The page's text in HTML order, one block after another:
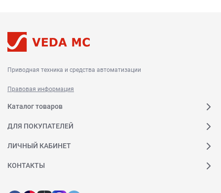
Приводная техника и средства автоматизации
Правовая информация
Каталог товаров
ДЛЯ ПОКУПАТЕЛЕЙ
ЛИЧНЫЙ КАБИНЕТ
КОНТАКТЫ